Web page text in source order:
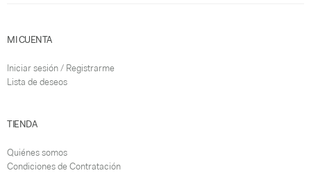
MI CUENTA
Iniciar sesión / Registrarme
Lista de deseos
TIENDA
Quiénes somos
Condiciones de Contratación